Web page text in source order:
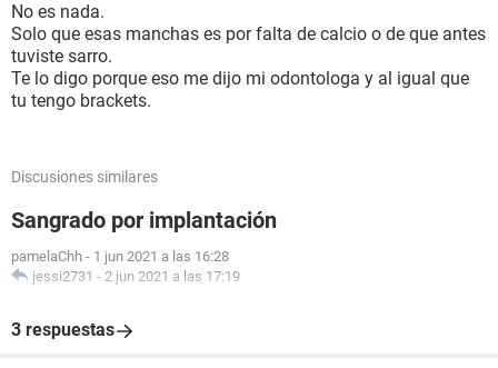
No es nada.
Solo que esas manchas es por falta de calcio o de que antes
tuviste sarro.
Te lo digo porque eso me dijo mi odontologa y al igual que
tu tengo brackets.
Discusiones similares
Sangrado por implantación
pamelaChh - 1 jun 2021 a las 16:28
jessi2731 - 2 jun 2021 a las 17:19
3 respuestas